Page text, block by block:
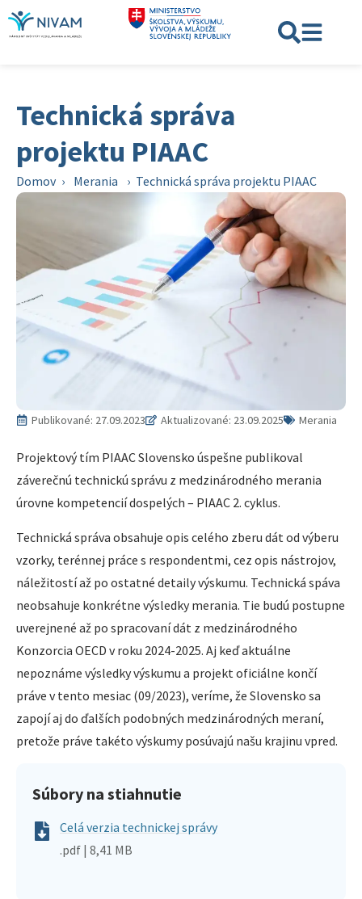
Technická správa
projektu PIAAC
Domov › Merania › Technická správa projektu PIAAC
Publikované: 27.09.2023 Aktualizované: 23.09.2025 Merania
Projektový tím PIAAC Slovensko úspešne publikoval
záverečnú technickú správu z medzinárodného merania
úrovne kompetencií dospelých – PIAAC 2. cyklus.
Technická správa obsahuje opis celého zberu dát od výberu
vzorky, terénnej práce s respondentmi, cez opis nástrojov,
náležitostí až po ostatné detaily výskumu. Technická spáva
neobsahuje konkrétne výsledky merania. Tie budú postupne
uverejnené až po spracovaní dát z medzinárodného
Konzorcia OECD v roku 2024-2025. Aj keď aktuálne
nepoznáme výsledky výskumu a projekt oficiálne končí
práve v tento mesiac (09/2023), veríme, že Slovensko sa
zapojí aj do ďalších podobných medzinárodných meraní,
pretože práve takéto výskumy posúvajú našu krajinu vpred.
Súbory na stiahnutie
Celá verzia technickej správy
.pdf | 8,41 MB